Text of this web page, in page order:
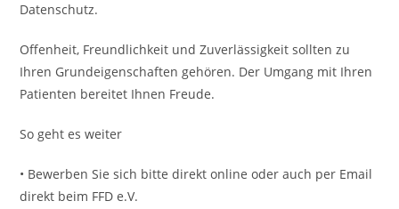
Datenschutz.
Offenheit, Freundlichkeit und Zuverlässigkeit sollten zu
Ihren Grundeigenschaften gehören. Der Umgang mit Ihren
Patienten bereitet Ihnen Freude.
So geht es weiter
• Bewerben Sie sich bitte direkt online oder auch per Email
direkt beim FFD e.V.